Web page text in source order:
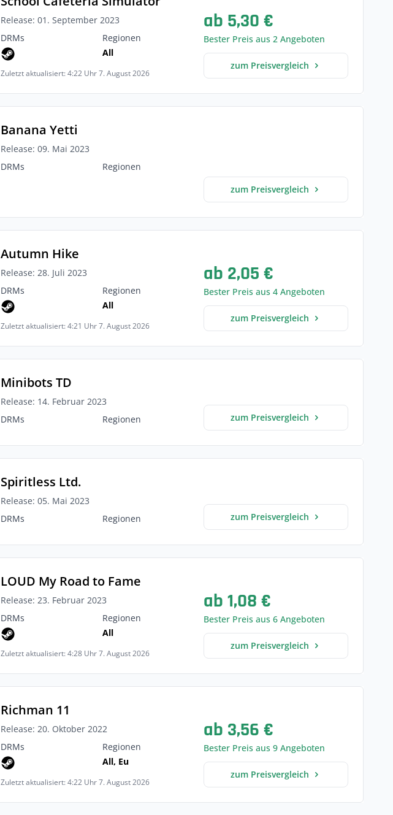
Release: 01. September 2023
DRMs
Regionen
All
Zuletzt aktualisiert: 4:22 Uhr 7. August 2026
ab 5,30 €
Bester Preis aus 2 Angeboten
zum Preisvergleich
Banana Yetti
Release: 09. Mai 2023
DRMs
Regionen
zum Preisvergleich
Autumn Hike
Release: 28. Juli 2023
DRMs
Regionen
All
Zuletzt aktualisiert: 4:21 Uhr 7. August 2026
ab 2,05 €
Bester Preis aus 4 Angeboten
zum Preisvergleich
Minibots TD
Release: 14. Februar 2023
DRMs
Regionen zum Preisvergleich
Spiritless Ltd.
Release: 05. Mai 2023
DRMs
Regionen zum Preisvergleich
LOUD My Road to Fame
Release: 23. Februar 2023
DRMs
Regionen
All
Zuletzt aktualisiert: 4:28 Uhr 7. August 2026
ab 1,08 €
Bester Preis aus 6 Angeboten
zum Preisvergleich
Richman 11
Release: 20. Oktober 2022
DRMs
Regionen
All, Eu
Zuletzt aktualisiert: 4:22 Uhr 7. August 2026
ab 3,56 €
Bester Preis aus 9 Angeboten
zum Preisvergleich